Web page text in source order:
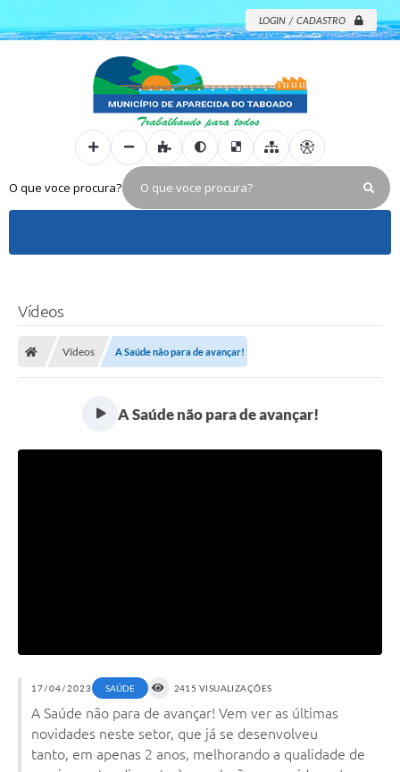
LOGIN / CADASTRO
O que voce procura?
Vídeos
Vídeos A Saúde não para de avançar!
A Saúde não para de avançar!
17/04/2023 SAÚDE 2415 VISUALIZAÇÕES
A Saúde não para de avançar! Vem ver as últimas
novidades neste setor, que já se desenvolveu
tanto, em apenas 2 anos, melhorando a qualidade de